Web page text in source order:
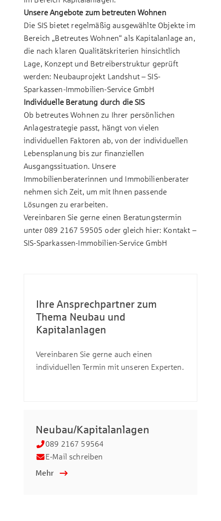
Unsere Angebote zum betreuten Wohnen
Die SIS bietet regelmäßig ausgewählte Objekte im
Bereich „Betreutes Wohnen“ als Kapitalanlage an,
die nach klaren Qualitätskriterien hinsichtlich
Lage, Konzept und Betreiberstruktur geprüft
werden: Neubauprojekt Landshut – SIS-
Sparkassen-Immobilien-Service GmbH
Individuelle Beratung durch die SIS
Ob betreutes Wohnen zu Ihrer persönlichen
Anlagestrategie passt, hängt von vielen
individuellen Faktoren ab, von der individuellen
Lebensplanung bis zur finanziellen
Ausgangssituation. Unsere
Immobilienberaterinnen und Immobilienberater
nehmen sich Zeit, um mit Ihnen passende
Lösungen zu erarbeiten.
Vereinbaren Sie gerne einen Beratungstermin
unter 089 2167 59505 oder gleich hier: Kontakt –
SIS-Sparkassen-Immobilien-Service GmbH
Ihre Ansprechpartner zum
Thema Neubau und
Kapitalanlagen
Vereinbaren Sie gerne auch einen
individuellen Termin mit unseren Experten.
Neubau/Kapitalanlagen
089 2167 59564
E-Mail schreiben
Mehr